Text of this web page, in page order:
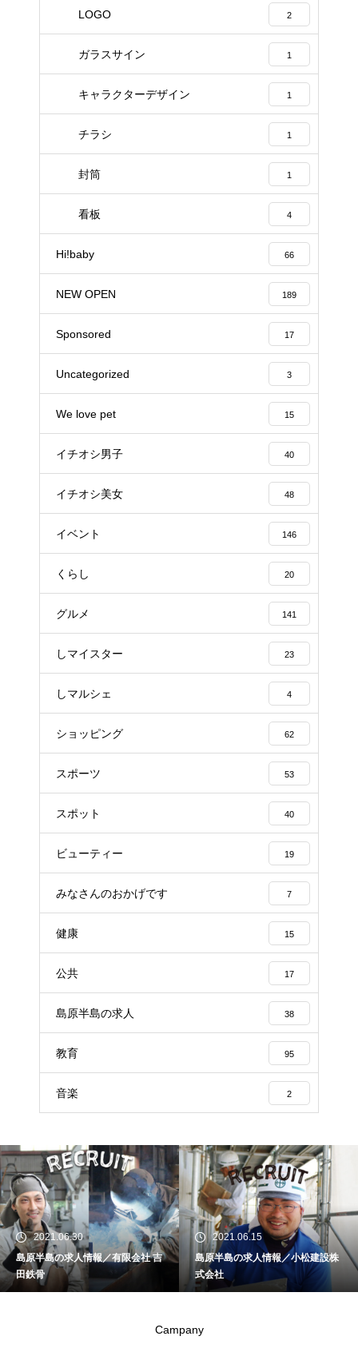
LOGO 2
ガラスサイン 1
キャラクターデザイン 1
チラシ 1
封筒 1
看板 4
Hi!baby 66
NEW OPEN 189
Sponsored 17
Uncategorized 3
We love pet 15
イチオシ男子 40
イチオシ美女 48
イベント 146
くらし 20
グルメ 141
しマイスター 23
しマルシェ 4
ショッピング 62
スポーツ 53
スポット 40
ビューティー 19
みなさんのおかげです 7
健康 15
公共 17
島原半島の求人 38
教育 95
音楽 2
2021.06.30
島原半島の求人情報／有限会社 吉
田鉄骨
2021.06.15
島原半島の求人情報／小松建設株
式会社
Campany